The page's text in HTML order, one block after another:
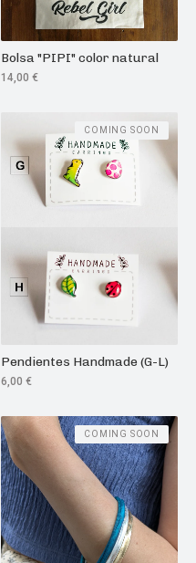
Bolsa "PIPI" color natural
14,00 €
Pendientes Handmade (G-L)
6,00 €
COMING SOON
COMING SOON